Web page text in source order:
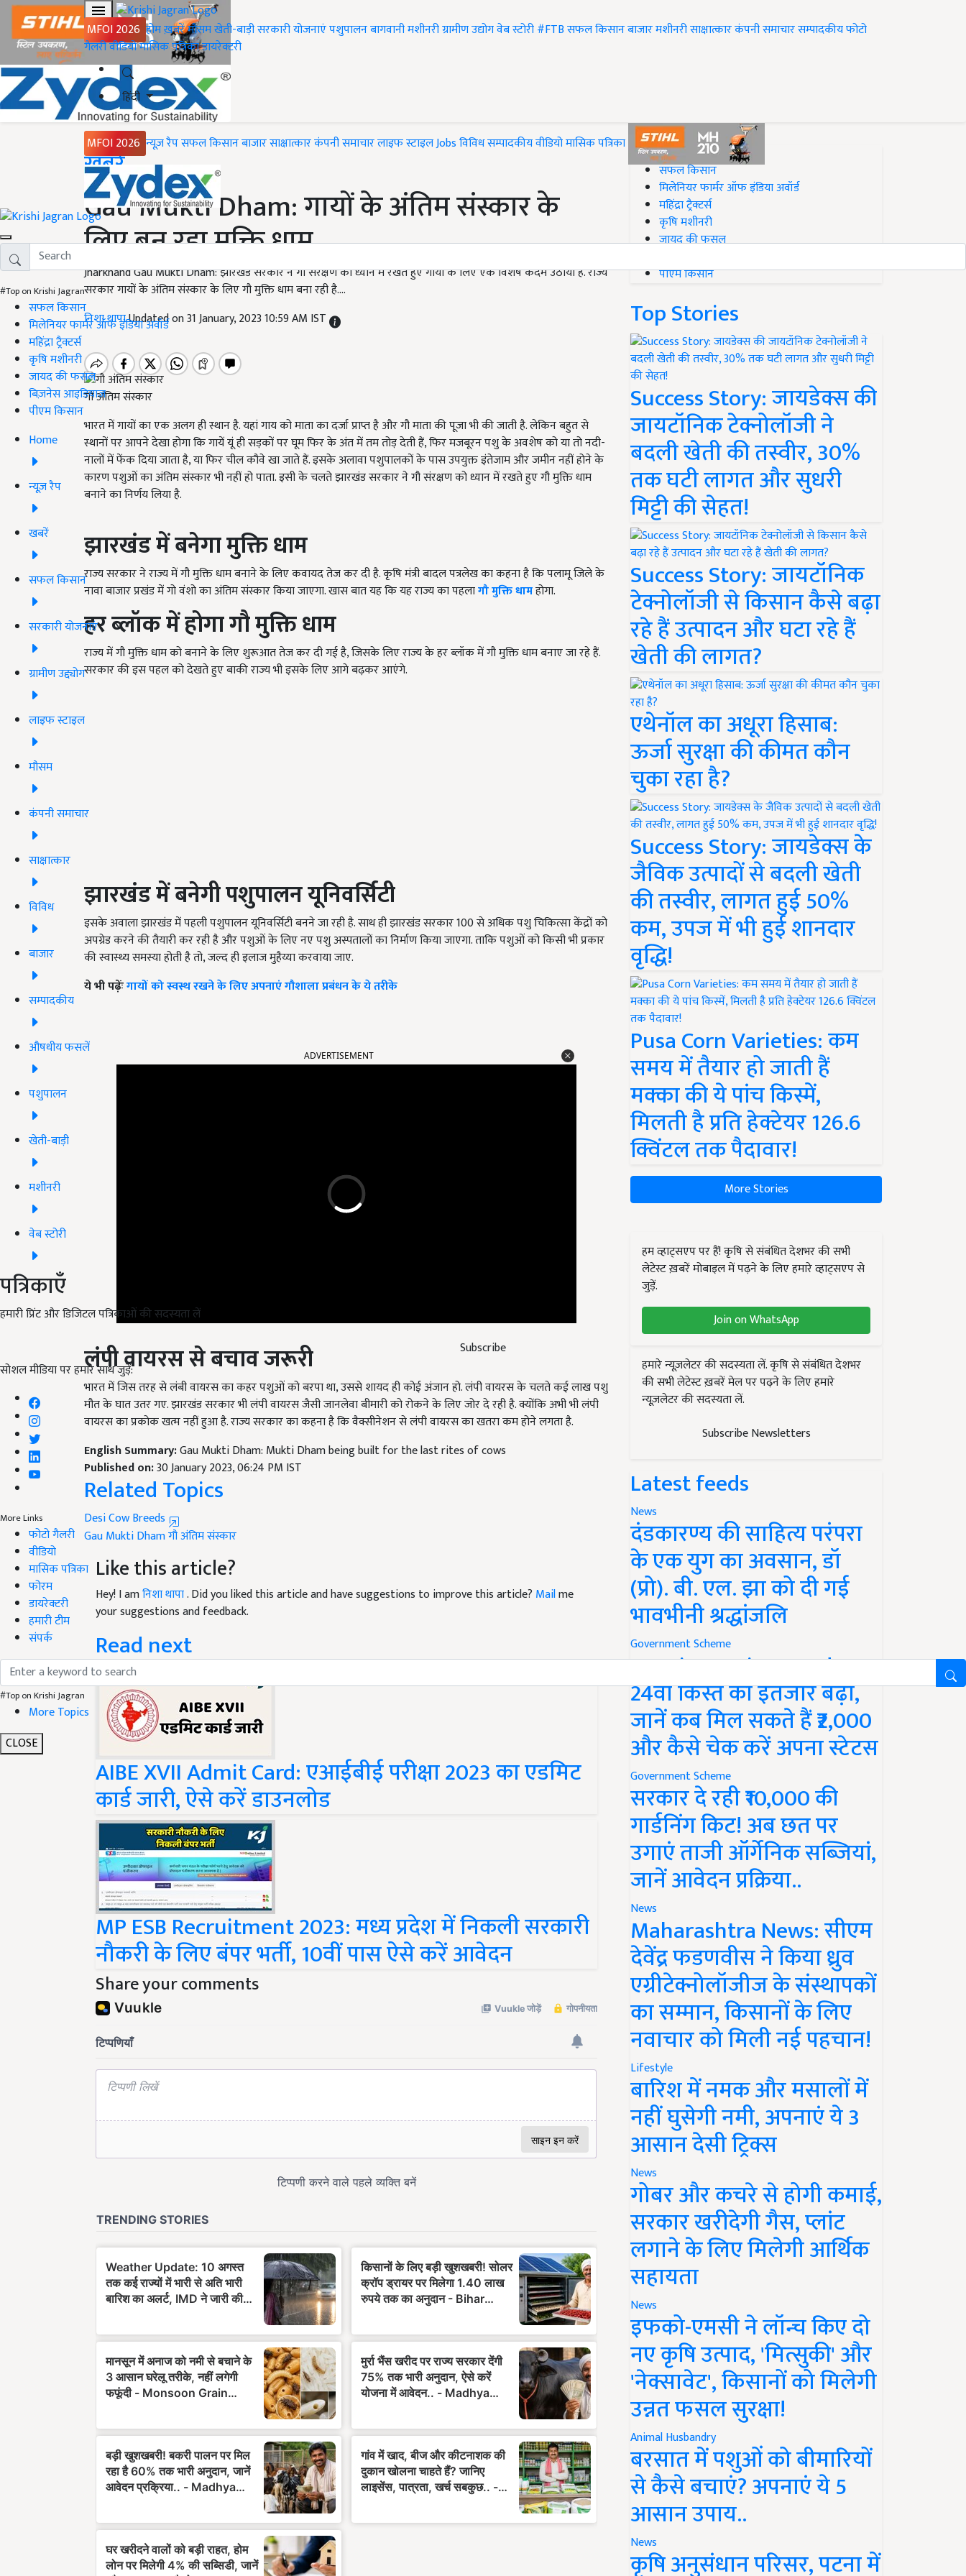
MFOI 2026 होमख़बरेंमौसमखेती-बाड़ीसरकारी योजनाएंपशुपालनबागवानीमशीनरीग्रामीण उद्योगवेब स्टोरी#FTBसफल किसानबाजारमशीनरीसाक्षात्कारकंपनी समाचारसम्पादकीयफोटो
गैलरीवीडियोमासिक पत्रिकाडायरेक्टरी
हिंदी
MFOI 2026 न्यूज़ रैपसफल किसानबाजारसाक्षात्कारकंपनी समाचारलाइफ स्टाइलJobsविविधसम्पादकीयवीडियोमासिक पत्रिका
#Top on Krishi Jagran
सफल किसान
मिलेनियर फार्मर ऑफ इंडिया अवॉर्ड
महिंद्रा ट्रैक्टर्स
कृषि मशीनरी
जायद की फसल
बिज़नेस आइडियाज
पीएम किसान
Home
न्यूज़ रैप
खबरें
सफल किसान
सरकारी योजनाएं
ग्रामीण उद्द्योग
लाइफ स्टाइल
मौसम
कंपनी समाचार
साक्षात्कार
विविध
बाजार
सम्पादकीय
औषधीय फसलें
पशुपालन
खेती-बाड़ी
मशीनरी
वेब स्टोरी
पत्रिकाएँ
हमारी प्रिंट और डिजिटल पत्रिकाओं की सदस्यता लें
Subscribe
सोशल मीडिया पर हमारे साथ जुड़ें:
More Links
फोटो गैलरी
वीडियो
मासिक पत्रिका
फोरम
डायरेक्टरी
हमारी टीम
संपर्क
#Top on Krishi Jagran
More Topics
CLOSE
Home
ख़बरें
Gau Mukti Dham: गायों के अंतिम संस्कार के
लिए बन रहा मुक्ति धाम
Jharkhand Gau Mukti Dham: झारखंड सरकार ने गौ संरक्षण को ध्यान में रखते हुए गायों के लिए एक विशेष कदम उठाया है. राज्य
सरकार गायों के अंतिम संस्कार के लिए गौ मुक्ति धाम बना रही है….
निशा थापाUpdated on 31 January, 2023 10:59 AM IST
गौ अंतिम संस्कार
भारत में गायों का एक अलग ही स्थान है. यहां गाय को माता का दर्जा प्राप्त है और गौ माता की पूजा भी की जाती है. लेकिन बहुत से
स्थानों पर आपने देखा होगा कि गायें यूं ही सड़कों पर घूम फिर के अंत में तम तोड़ देती हैं, फिर मजबूरन पशु के अवशेष को या तो नदी-
नालों में फेंक दिया जाता है, या फिर चील कौवे खा जाते हैं. इसके अलावा पशुपालकों के पास उपयुक्त इंतेजाम और जमीन नहीं होने के
कारण पशुओं का अंतिम संस्कार भी नहीं हो पाता. इसी के चलते झारखंड सरकार ने गौ संरक्षण को ध्यान में रखते हुए गौ मुक्ति धाम
बनाने का निर्णय लिया है.
झारखंड में बनेगा मुक्ति धाम
राज्य सरकार ने राज्य में गौ मुक्ति धाम बनाने के लिए कवायद तेज कर दी है. कृषि मंत्री बादल पत्रलेख का कहना है कि पलामू जिले के
नावा बाजार प्रखंड में गो वंशो का अंतिम संस्कार किया जाएगा. खास बात यह कि यह राज्य का पहलागौ मुक्ति धामहोगा.
हर ब्लॉक में होगा गौ मुक्ति धाम
राज्य में गौ मुक्ति धाम को बनाने के लिए शुरूआत तेज कर दी गई है, जिसके लिए राज्य के हर ब्लॉक में गौ मुक्ति धाम बनाए जा रहे हैं.
सरकार की इस पहल को देखते हुए बाकी राज्य भी इसके लिए आगे बढ़कर आएंगे.
झारखंड में बनेगी पशुपालन यूनिवर्सिटी
इसके अवाला झारखंड में पहली पशुपालन यूनिवर्सिटी बनने जा रही है. साथ ही झारखंड सरकार 100 से अधिक पशु चिकित्सा केंद्रों को
अपग्रेड करने की तैयारी कर रही है और पशुओं के लिए नए पशु अस्पतालों का निर्माण किया जाएगा. ताकि पशुओं को किसी भी प्रकार
की स्वास्थ्य समस्या होती है तो, जल्द ही इलाज मुहैय्या करवाया जाए.
ये भी पढ़ेंःगायों को स्वस्थ रखने के लिए अपनाएं गौशाला प्रबंधन के ये तरीके
लंपी वायरस से बचाव जरूरी
भारत में जिस तरह से लंबी वायरस का कहर पशुओं को बरपा था, उससे शायद ही कोई अंजान हो. लंपी वायरस के चलते कई लाख पशु
मौत के घात उतर गए. झारखंड सरकार भी लंपी वायरस जैसी जानलेवा बीमारी को रोकने के लिए जोर दे रही है. क्योंकि अभी भी लंपी
वायरस का प्रकोक खत्म नहीं हुआ है. राज्य सरकार का कहना है कि वैक्सीनेशन से लंपी वायरस का खतरा कम होने लगता है.
Gau Mukti Dham: Mukti Dham being built for the last rites of cows
Published on:30 January 2023, 06:24 PM IST
Related Topics
Desi Cow Breeds
Gau Mukti Dham गौ अंतिम संस्कार
Like this article?
Hey! I amनिशा थापा . Did you liked this article and have suggestions to improve this article?
your suggestions and feedback.
Read next
AIBE XVII Admit Card: एआईबीई परीक्षा 2023 का एडमिट
कार्ड जारी, ऐसे करें डाउनलोड
MP ESB Recruitment 2023: मध्य प्रदेश में निकली सरकारी
नौकरी के लिए बंपर भर्ती, 10वीं पास ऐसे करें आवेदन
Share your comments
#Top on Krishi Jagran
सफल किसान
मिलेनियर फार्मर ऑफ इंडिया अवॉर्ड
महिंद्रा ट्रैक्टर्स
कृषि मशीनरी
जायद की फसल
पीएम किसान
Top Stories
Success Story: जायडेक्स की
जायटॉनिक टेक्नोलॉजी ने
बदली खेती की तस्वीर, 30%
तक घटी लागत और सुधरी
मिट्टी की सेहत!
Success Story: जायटॉनिक
टेक्नोलॉजी से किसान कैसे बढ़ा
रहे हैं उत्पादन और घटा रहे हैं
खेती की लागत?
एथेनॉल का अधूरा हिसाब:
ऊर्जा सुरक्षा की कीमत कौन
चुका रहा है?
Success Story: जायडेक्स के
जैविक उत्पादों से बदली खेती
की तस्वीर, लागत हुई 50%
कम, उपज में भी हुई शानदार
वृद्धि!
Pusa Corn Varieties: कम
समय में तैयार हो जाती हैं
मक्का की ये पांच किस्में,
मिलती है प्रति हेक्टेयर 126.6
क्विंटल तक पैदावार!
More Stories
हम व्हाट्सएप पर हैं! कृषि से संबंधित देशभर की सभी
लेटेस्ट ख़बरें मोबाइल में पढ़ने के लिए हमारे व्हाट्सएप से
जुड़ें.
Join on WhatsApp
हमारे न्यूज़लेटर की सदस्यता लें. कृषि से संबंधित देशभर
की सभी लेटेस्ट ख़बरें मेल पर पढ़ने के लिए हमारे
न्यूज़लेटर की सदस्यता लें.
Subscribe Newsletters
Latest feeds
News
दंडकारण्य की साहित्य परंपरा
के एक युग का अवसान, डॉ
(प्रो). बी. एल. झा को दी गई
भावभीनी श्रद्धांजलि
Government Scheme
PM Kisan Yojana Update:
24वीं किस्त का इंतजार बढ़ा,
जानें कब मिल सकते हैं ₹2,000
और कैसे चेक करें अपना स्टेटस
Government Scheme
सरकार दे रही ₹10,000 की
गार्डनिंग किट! अब छत पर
उगाएं ताजी ऑर्गेनिक सब्जियां,
जानें आवेदन प्रक्रिया..
News
Maharashtra News: सीएम
देवेंद्र फडणवीस ने किया ध्रुव
एग्रीटेक्नोलॉजीज के संस्थापकों
का सम्मान, किसानों के लिए
नवाचार को मिली नई पहचान!
Lifestyle
बारिश में नमक और मसालों में
नहीं घुसेगी नमी, अपनाएं ये 3
आसान देसी ट्रिक्स
News
गोबर और कचरे से होगी कमाई,
सरकार खरीदेगी गैस, प्लांट
लगाने के लिए मिलेगी आर्थिक
सहायता
News
इफको-एमसी ने लॉन्च किए दो
नए कृषि उत्पाद, 'मित्सुकी' और
'नेक्सावेट', किसानों को मिलेगी
उन्नत फसल सुरक्षा!
Animal Husbandry
बरसात में पशुओं को बीमारियों
से कैसे बचाएं? अपनाएं ये 5
आसान उपाय..
News
कृषि अनुसंधान परिसर, पटना में